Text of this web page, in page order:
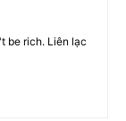
be rich. Liên lạc